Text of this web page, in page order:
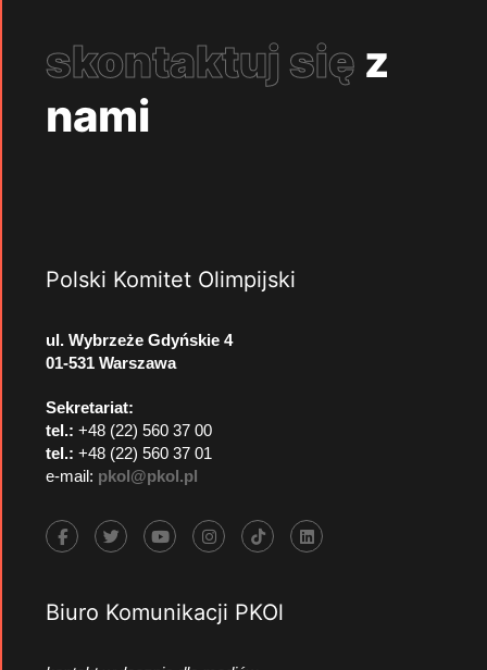
skontaktuj się z
nami
Polski Komitet Olimpijski
ul. Wybrzeże Gdyńskie 4
01-531 Warszawa
Sekretariat:
tel.: +48 (22) 560 37 00
tel.: +48 (22) 560 37 01
e-mail: pkol@pkol.pl
Biuro Komunikacji PKOl